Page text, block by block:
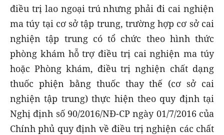
điều trị lao ngoại trú nhưng phải đi cai nghiện
ma túy tại cơ sở tập trung, trường hợp cơ sở cai
nghiện tập trung có tổ chức theo hình thức
phòng khám hỗ trợ điều trị cai nghiện ma túy
hoặc Phòng khám, điều trị nghiện chất dạng
thuốc phiện bằng thuốc thay thế (cơ sở cai
nghiện tập trung) thực hiện theo quy định tại
Nghị định số 90/2016/NĐ-CP ngày 01/7/2016 của
Chính phủ quy định về điều trị nghiện các chất